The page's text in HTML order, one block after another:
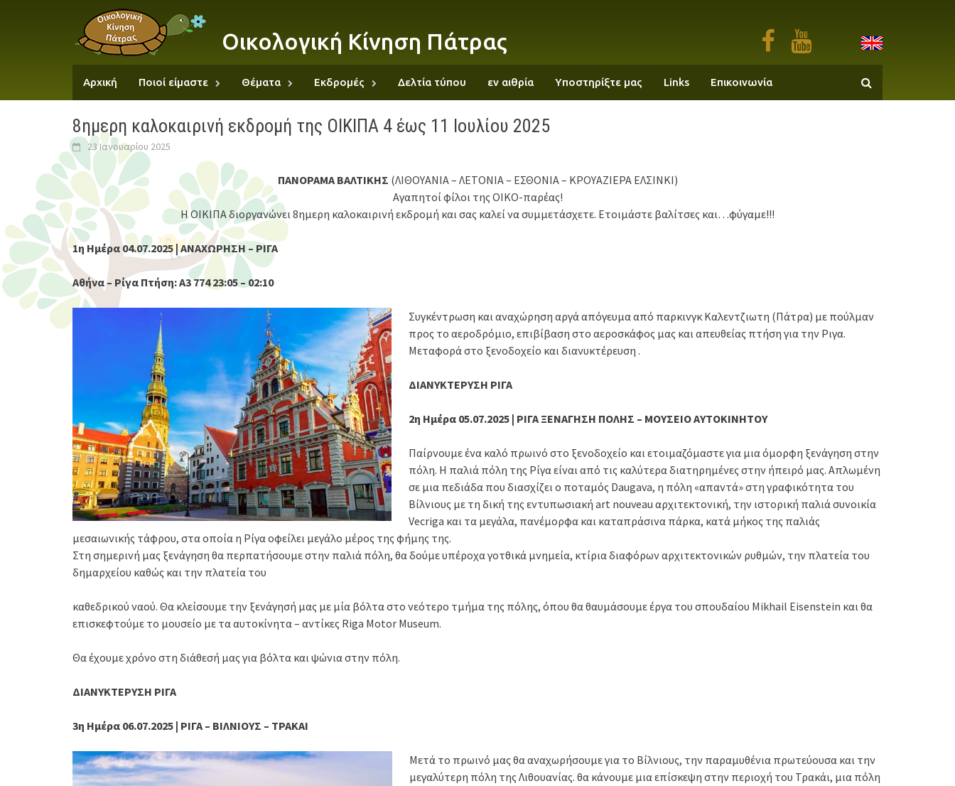
Οικολογική Κίνηση Πάτρας
Αρχική Ποιοί είμαστε Θέματα Εκδρομές Δελτία τύπου εν αιθρία Υποστηρίξτε μας Links Επικοινωνία
8ημερη καλοκαιρινή εκδρομή της ΟΙΚΙΠΑ 4 έως 11 Ιουλίου 2025
23 Ιανουαρίου 2025
ΠΑΝΟΡΑΜΑ ΒΑΛΤΙΚΗΣ (ΛΙΘΟΥΑΝΙΑ – ΛΕΤΟΝΙΑ – ΕΣΘΟΝΙΑ – ΚΡΟΥΑΖΙΕΡΑ ΕΛΣΙΝΚΙ)
Αγαπητοί φίλοι της ΟΙΚΟ-παρέας!
Η ΟΙΚΙΠΑ διοργανώνει 8ημερη καλοκαιρινή εκδρομή και σας καλεί να συμμετάσχετε. Ετοιμάστε βαλίτσες και…φύγαμε!!!
1η Ημέρα 04.07.2025 | ΑΝΑΧΩΡΗΣΗ – ΡΙΓΑ
Αθήνα – Ρίγα Πτήση: A3 774 23:05 – 02:10
Συγκέντρωση και αναχώρηση αργά απόγευμα από παρκινγκ Καλεντζιωτη (Πάτρα) με πούλμαν
προς το αεροδρόμιο, επιβίβαση στο αεροσκάφος μας και απευθείας πτήση για την Ριγα.
Μεταφορά στο ξενοδοχείο και διανυκτέρευση .
ΔΙΑΝΥΚΤΕΡΥΣΗ ΡΙΓΑ
2η Ημέρα 05.07.2025 | ΡΙΓΑ ΞΕΝΑΓΗΣΗ ΠΟΛΗΣ – ΜΟΥΣΕΙΟ ΑΥΤΟΚΙΝΗΤΟΥ
Παίρνουμε ένα καλό πρωινό στο ξενοδοχείο και ετοιμαζόμαστε για μια όμορφη ξενάγηση στην
πόλη. Η παλιά πόλη της Ρίγα είναι από τις καλύτερα διατηρημένες στην ήπειρό μας. Απλωμένη
σε μια πεδιάδα που διασχίζει ο ποταμός Daugava, η πόλη «απαντά» στη γραφικότητα του
Βίλνιους με τη δική της εντυπωσιακή art nouveau αρχιτεκτονική, την ιστορική παλιά συνοικία
Vecriga και τα μεγάλα, πανέμορφα και καταπράσινα πάρκα, κατά μήκος της παλιάς
μεσαιωνικής τάφρου, στα οποία η Ρίγα οφείλει μεγάλο μέρος της φήμης της.
Στη σημερινή μας ξενάγηση θα περπατήσουμε στην παλιά πόλη, θα δούμε υπέροχα γοτθικά μνημεία, κτίρια διαφόρων αρχιτεκτονικών ρυθμών, την πλατεία του
δημαρχείου καθώς και την πλατεία του
καθεδρικού ναού. Θα κλείσουμε την ξενάγησή μας με μία βόλτα στο νεότερο τμήμα της πόλης, όπου θα θαυμάσουμε έργα του σπουδαίου Mikhail Eisenstein και θα
επισκεφτούμε το μουσείο με τα αυτοκίνητα – αντίκες Riga Motor Museum.
Θα έχουμε χρόνο στη διάθεσή μας για βόλτα και ψώνια στην πόλη.
ΔΙΑΝΥΚΤΕΡΥΣΗ ΡΙΓΑ
3η Ημέρα 06.07.2025 | ΡΙΓΑ – ΒΙΛΝΙΟΥΣ – ΤΡΑΚΑΙ
Μετά το πρωινό μας θα αναχωρήσουμε για το Βίλνιους, την παραμυθένια πρωτεύουσα και την
μεγαλύτερη πόλη της Λιθουανίας. θα κάνουμε μια επίσκεψη στην περιοχή του Τρακάι, μια πόλη